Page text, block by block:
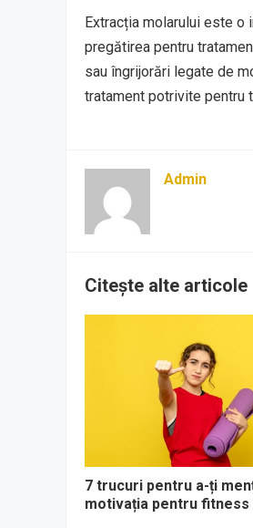
Extracția molarului este o
pregătirea pentru
sau îngrijorări legate de
tratament potrivite pentru
Admin
Citește alte articole
7 trucuri pentru a-ți
motivația pentru fitness